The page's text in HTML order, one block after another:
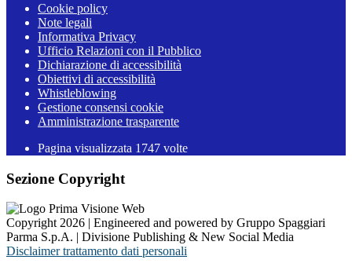
Cookie policy
Note legali
Informativa Privacy
Ufficio Relazioni con il Pubblico
Dichiarazione di accessibilità
Obiettivi di accessibilità
Whistleblowing
Gestione consensi cookie
Amministrazione trasparente
Pagina visualizzata 1747 volte
Sezione Copyright
Copyright 2026 | Engineered and powered by Gruppo Spaggiari
Parma S.p.A. | Divisione Publishing & New Social Media
Disclaimer trattamento dati personali